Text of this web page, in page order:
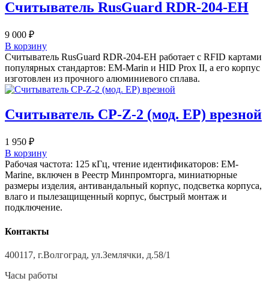
Считыватель RusGuard RDR-204-EH
9 000 ₽
В корзину
Считыватель RusGuard RDR-204-EH работает с RFID картами
популярных стандартов: EM-Marin и HID Prox II, а его корпус
изготовлен из прочного алюминиевого сплава.
Считыватель CP-Z-2 (мод. EP) врезной
1 950 ₽
В корзину
Рабочая частота: 125 кГц, чтение идентификаторов: EM-
Marine, включен в Реестр Минпромторга, миниатюрные
размеры изделия, антивандальный корпус, подсветка корпуса,
влаго и пылезащищенный корпус, быстрый монтаж и
подключение.
Контакты
400117, г.Волгоград, ул.Землячки, д.58/1
Часы работы